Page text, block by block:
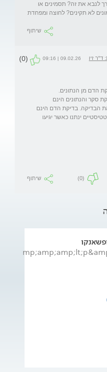
לנבא את זה? תסמינים או
לא תקינים? לחוצה ומפחדת
שיתוף
זיו
09.02.26 | 09:16
(0)
סקר והנתונים הינם
הבדיקה. בדיקת הדם הינם
ינתנו כאשר יגיעו
(0) שיתוף